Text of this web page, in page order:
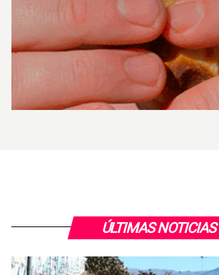
ÚLTIMAS NOTICIAS